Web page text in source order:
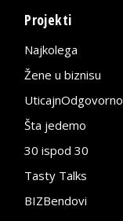
Projekti
Najkolega
Žene u biznisu
UticajnOdgovorno
Šta jedemo
30 ispod 30
Tasty Talks
BIZBendovi